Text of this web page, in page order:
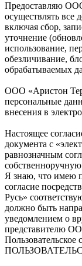
Предоставляю
осуществлять
включая сбор,
уточнение
использование,
обезличивание,
обрабатываемых
ООО «Аристон
персональные
внесения в
Настоящее
документа с
равнозначным
Я знаю, что имею
согласие
Русь»
должно быть
уведомлением о
представителю
Пользовательское